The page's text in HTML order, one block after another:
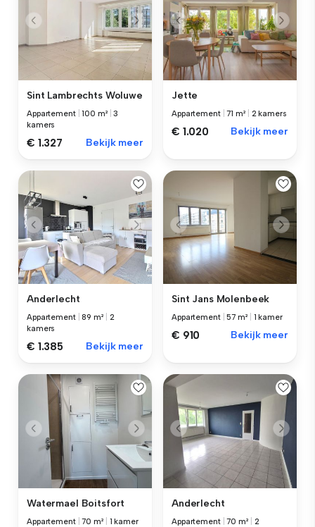
Sint Lambrechts Woluwe
Appartement |100 m² |3
kamers
€ 1.327 Bekijk meer
Jette
Appartement |71 m² 2 kamers
€ 1.020 Bekijk meer
Anderlecht
Appartement |89 m²
2
kamers
€ 1.385 Bekijk meer
Sint Jans Molenbeek
Appartement |57 m² 1 kamer
€ 910 Bekijk meer
Watermael Boitsfort
Appartement |70 m² 1 kamer
Anderlecht
Appartement |70 m²
2